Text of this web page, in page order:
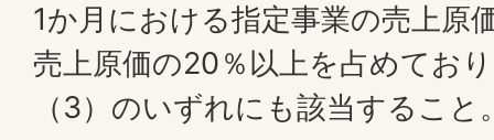
1か月における指定事業の売上原
売上原価の20％以上を占めてお
（3）のいずれにも該当すること